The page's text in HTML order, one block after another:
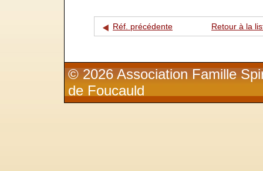
Réf. précédente Retour à la
© 2026 Association Famille
de Foucauld